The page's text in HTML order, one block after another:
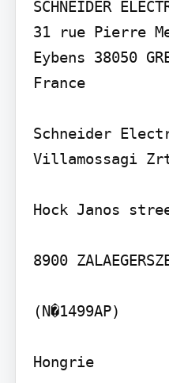
SCHNEIDER
31 rue Pierre
Eybens 38050
France
Schneider
Villamossagi
Hock Janos
8900
(N�1499AP)
Hongrie